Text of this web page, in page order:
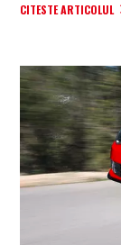
CITESTE ARTICOLUL